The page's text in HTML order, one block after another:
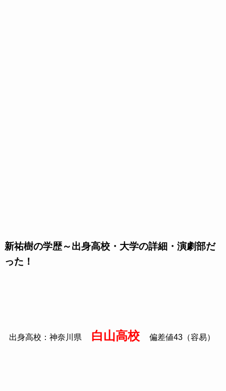
新祐樹の学歴～出身高校・大学の詳細・演劇部だ
った！
出身高校：神奈川県 白山高校 偏差値43（容易）